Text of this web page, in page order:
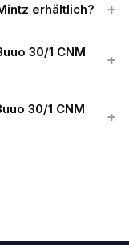
erhältlich? +
30/1 CNM
+
30/1 CNM
+